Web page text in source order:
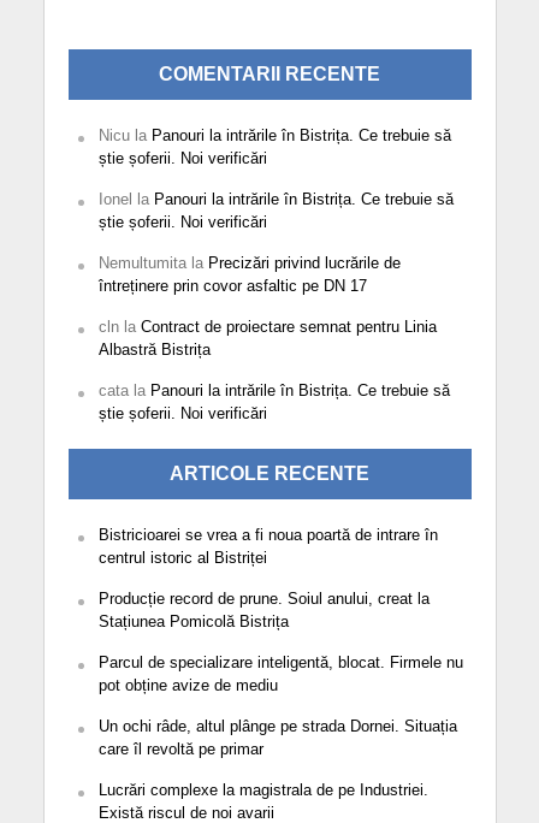
COMENTARII RECENTE
Nicula Panouri la intrările în Bistrița. Ce trebuie să
știe șoferii. Noi verificări
Ionel la Panouri la intrările în Bistrița. Ce trebuie să
știe șoferii. Noi verificări
Nemultumitala Precizări privind lucrările de
întreținere prin covor asfaltic pe DN 17
clnla Contract de proiectare semnat pentru Linia
Albastră Bistrița
catala Panouri la intrările în Bistrița. Ce trebuie să
știe șoferii. Noi verificări
ARTICOLE RECENTE
Bistricioarei se vrea a fi noua poartă de intrare în
centrul istoric al Bistriței
Producție record de prune. Soiul anului, creat la
Stațiunea Pomicolă Bistrița
Parcul de specializare inteligentă, blocat. Firmele nu
pot obține avize de mediu
Un ochi râde, altul plânge pe strada Dornei. Situația
care îl revoltă pe primar
Lucrări complexe la magistrala de pe Industriei.
Există riscul de noi avarii